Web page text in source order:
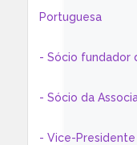
Portuguesa
- Sócio fundador
- Sócio da
- Vice-